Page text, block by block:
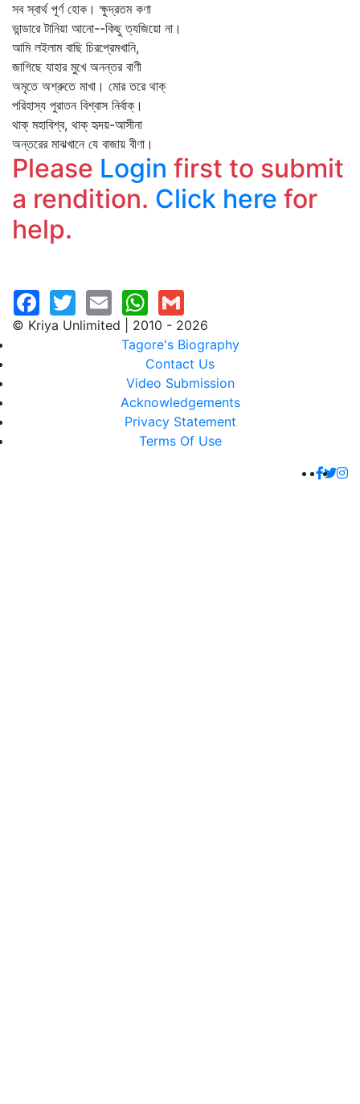
সব স্বার্থ পূর্ণ হোক। ক্ষুদ্রতম কণা
ভান্ডারে টানিয়া আনো--কিছু ত্যজিয়ো না।
আমি লইলাম বাছি চিরপ্রেমখানি,
জাগিছে যাহার মুখে অনন্তর বাণী
অমৃতে অশ্রুতে মাখা। মোর তরে থাক্‌
পরিহাস্য পুরাতন বিশ্বাস নির্বাক্‌।
থাক্‌ মহাবিশ্ব, থাক্‌ হৃদয়-আসীনা
অন্তরের মাঝখানে যে বাজায় বীণা।
Please Login first to submit
a rendition. Click here for
help.
© Kriya Unlimited | 2010 - 2026
Tagore's Biography
Contact Us
Video Submission
Acknowledgements
Privacy Statement
Terms Of Use